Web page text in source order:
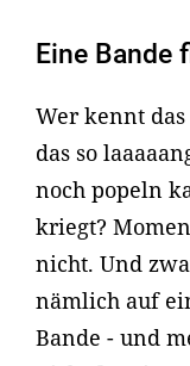
Eine Bande
Wer kennt
das so
noch popeln
kriegt?
nicht. Und
nämlich auf
Bande - und